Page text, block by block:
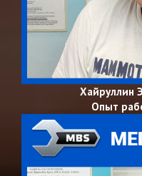
Хайруллин
Опыт